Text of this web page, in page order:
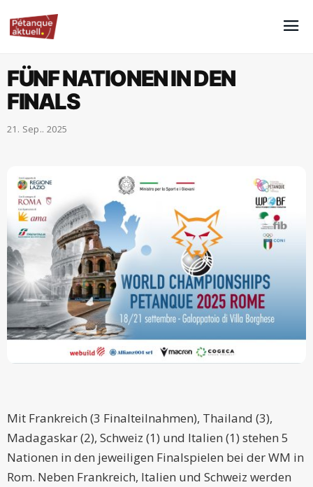
FÜNF NATIONEN IN DEN
FINALS
21. Sep.. 2025
Mit Frankreich (3 Finalteilnahmen), Thailand (3),
Madagaskar (2), Schweiz (1) und Italien (1) stehen 5
Nationen in den jeweiligen Finalspielen bei der WM in
Rom. Neben Frankreich, Italien und Schweiz werden